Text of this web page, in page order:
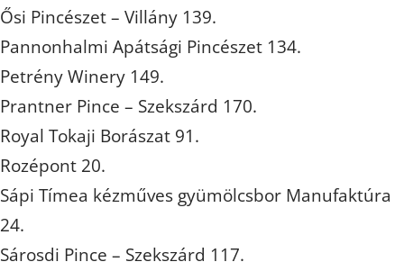
Ősi Pincészet – Villány 139.
Pannonhalmi Apátsági Pincészet 134.
Petrény Winery 149.
Prantner Pince – Szekszárd 170.
Royal Tokaji Borászat 91.
Rozépont 20.
Sápi Tímea kézműves gyümölcsbor Manufaktúra
24.
Sárosdi Pince – Szekszárd 117.